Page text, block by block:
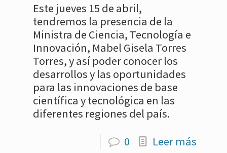
Este jueves 15 de abril,
tendremos la presencia de la
Ministra de Ciencia, Tecnología e
Innovación, Mabel Gisela Torres
Torres, y así poder conocer los
desarrollos y las oportunidades
para las innovaciones de base
científica y tecnológica en las
diferentes regiones del país.
0
Leer más